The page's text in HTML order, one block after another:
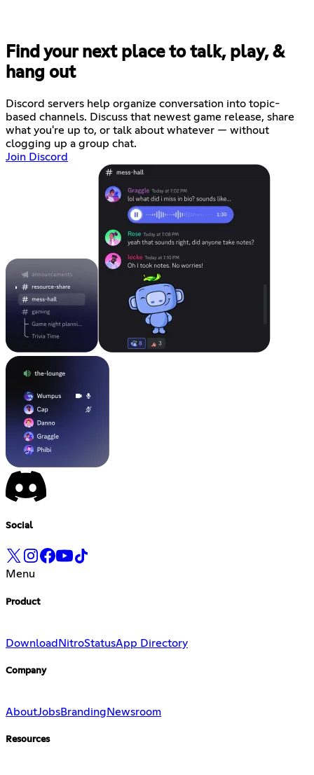
Find your next place to talk, play, &
hang out
Discord servers help organize conversation into topic-
based channels. Discuss that newest game release, share
what you're up to, or talk about whatever — without
clogging up a group chat.
Join Discord
Social
Menu
Product
Download NitroStatusApp Directory
Company
AboutJobsBranding Newsroom
Resources